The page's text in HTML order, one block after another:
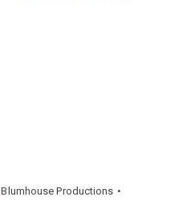
Blumhouse Productions